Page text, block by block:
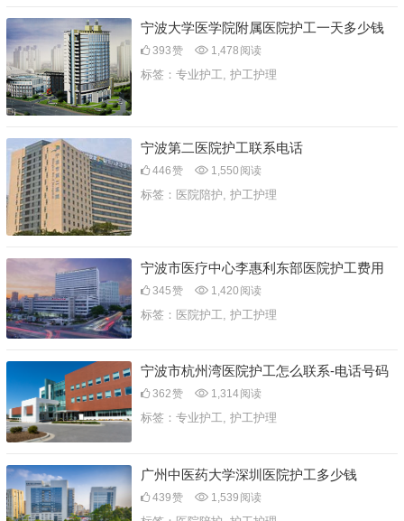
宁波大学医学院附属医院护工一天多少钱
393赞 1,478 阅读
标签： 专业护工, 护工护理
宁波第二医院护工联系电话
446赞 1,550 阅读
标签： 医院陪护 护工护理
宁波市医疗中心李惠利东部医院护工费用
345赞 1,420 阅读
标签： 医院护工 护工护理
宁波市杭州湾医院护工怎么联系-电话号码
362赞 1,314阅读
标签： 专业护工, 护工护理
广州中医药大学深圳医院护工多少钱
439赞 1,539 阅读